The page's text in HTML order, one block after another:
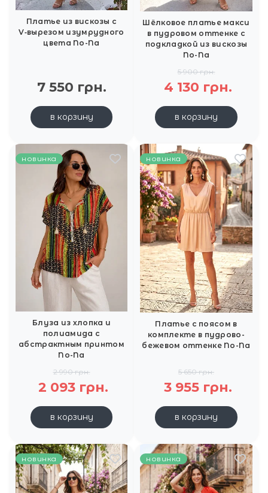
Платье из вискозы с
V‑вырезом изумрудного
цвета No-Na
7 550 грн.
в корзину
Шёлковое платье макси
в пудровом оттенке с
подкладкой из вискозы
No-Na
5 900 грн.
4 130 грн.
в корзину
новинка
Блуза из хлопка и
полиамида с
абстрактным принтом
No-Na
2 990 грн.
2 093 грн.
в корзину
новинка
Платье с поясом в
комплекте в пудрово-
бежевом оттенке No-Na
5 650 грн.
3 955 грн.
в корзину
новинка новинка